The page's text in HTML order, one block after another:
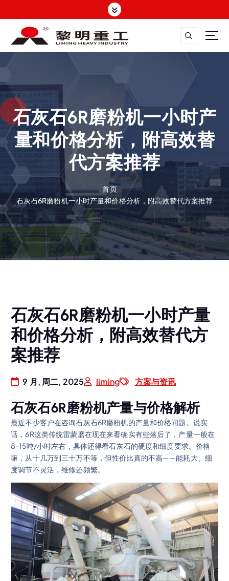
转
容 大修渣磨粉机，矿渣立磨
石灰石6R磨粉机一小时产
量和价格分析，附高效替
代方案推荐
首页
石灰石6R磨粉机一小时产量和价格分析，附高效替代方案推荐
石灰石6R磨粉机一小时产量
和价格分析，附高效替代方
案推荐
9 月, 周二, 2025 liming 方案与资讯
石灰石6R磨粉机产量与价格解析
最近不少客户在咨询石灰石6R磨粉机的产量和价格问题。说实
话，6R这类传统雷蒙磨在现在来看确实有些落后了，产量一般在
8-15吨/小时左右，具体还得看石灰石的硬度和细度要求。价格
嘛，从十几万到三十万不等，但性价比真的不高——能耗大、细
度调节不灵活，维修还频繁。